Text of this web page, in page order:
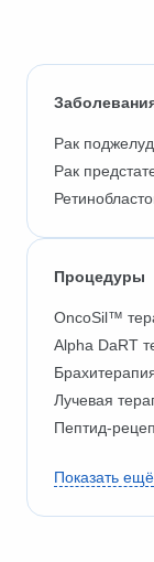
Рак
Рак
Процедуры
OncoSil™
Alpha DaRT
Лучевая
Пептид-
Показать ещё